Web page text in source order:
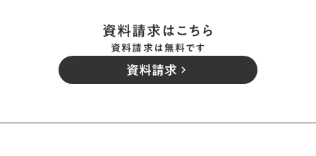
資料請求はこちら
資料請求は無料です
資料請求 keyboard_arrow_right